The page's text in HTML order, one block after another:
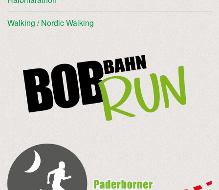
Walking / Nordic Walking